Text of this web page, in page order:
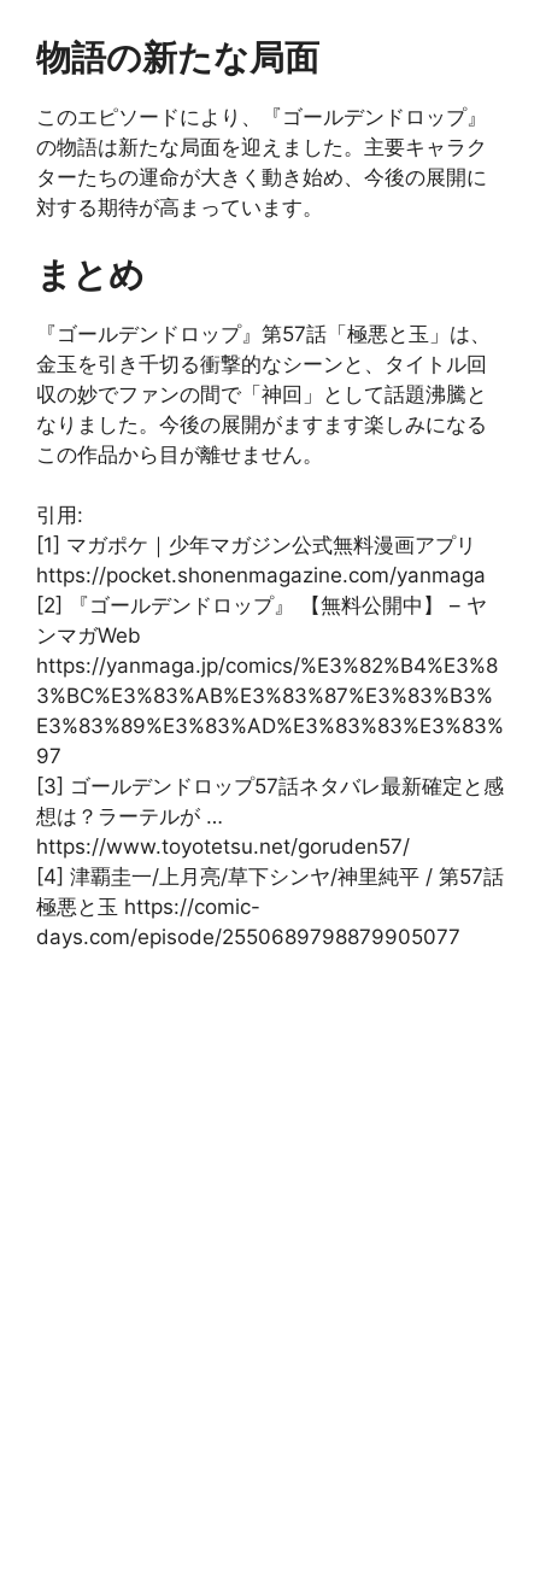
物語の新たな局面
このエピソードにより、『ゴールデンドロップ』
の物語は新たな局面を迎えました。主要キャラク
ターたちの運命が大きく動き始め、今後の展開に
対する期待が高まっています。
まとめ
『ゴールデンドロップ』第57話「極悪と玉」は、
金玉を引き千切る衝撃的なシーンと、タイトル回
収の妙でファンの間で「神回」として話題沸騰と
なりました。今後の展開がますます楽しみになる
この作品から目が離せません。
引用:
[1] マガポケ｜少年マガジン公式無料漫画アプリ
https://pocket.shonenmagazine.com/yanmaga
[2] 『ゴールデンドロップ』 【無料公開中】 – ヤ
ンマガWeb
https://yanmaga.jp/comics/%E3%82%B4%E3%8
3%BC%E3%83%AB%E3%83%87%E3%83%B3%
E3%83%89%E3%83%AD%E3%83%83%E3%83%
97
[3] ゴールデンドロップ57話ネタバレ最新確定と感
想は？ラーテルが …
https://www.toyotetsu.net/goruden57/
[4] 津覇圭一/上月亮/草下シンヤ/神里純平 / 第57話
極悪と玉 https://comic-
days.com/episode/2550689798879905077